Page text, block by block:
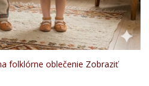
folklórne oblečenie Zobraziť